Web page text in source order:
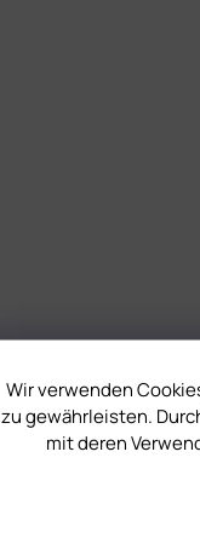
Wir verwenden
zu gewährleisten.
mit deren